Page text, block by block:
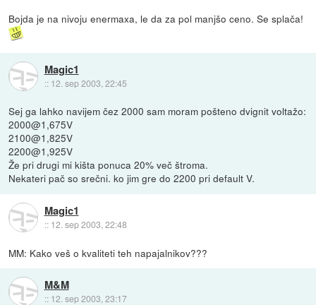
Bojda je na nivoju enermaxa, le da za pol manjšo ceno. Se splača!
Magic1
:: 12. sep 2003, 22:45
Sej ga lahko navijem čez 2000 sam moram pošteno dvignit voltažo:
2000@1,675V
2100@1,825V
2200@1,925V
Že pri drugi mi kišta ponuca 20% več štroma.
Nekateri pač so srečni. ko jim gre do 2200 pri default V.
Magic1
:: 12. sep 2003, 22:48
MM: Kako veš o kvaliteti teh napajalnikov???
M&M
:: 12. sep 2003, 23:17